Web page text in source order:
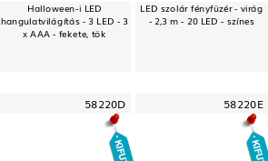
Halloween-i LED
hangulatvilágítás - 3 LED - 3
x AAA - fekete, tök
LED szolár fényfüzér - virág
- 2,3 m - 20 LED - színes
58220D 58220E